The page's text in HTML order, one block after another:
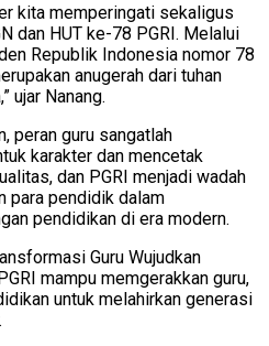
kita memperingati sekaligus
dan HUT ke-78 PGRI. Melalui
Republik Indonesia nomor 78
anugerah dari tuhan
ujar Nanang.
peran guru sangatlah
karakter dan mencetak
dan PGRI menjadi wadah
para pendidik dalam
pendidikan di era modern.
Guru Wujudkan
mampu memgerakkan guru,
untuk melahirkan generasi